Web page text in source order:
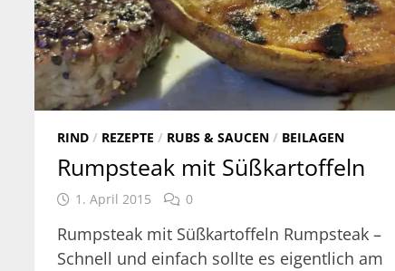
RIND / REZEPTE / RUBS & SAUCEN / BEILAGEN
Rumpsteak mit Süßkartoffeln
1. April 2015 0
Rumpsteak mit Süßkartoffeln Rumpsteak –
Schnell und einfach sollte es eigentlich am